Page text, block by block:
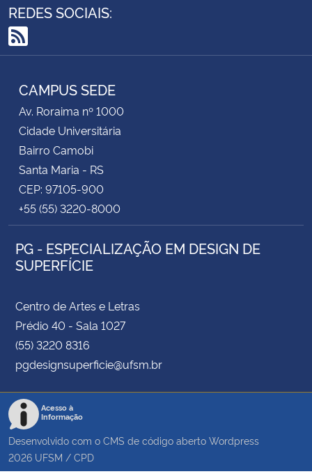
REDES SOCIAIS:
RSS
CAMPUS SEDE
Av. Roraima nº 1000
Cidade Universitária
Bairro Camobi
Santa Maria - RS
CEP: 97105-900
+55 (55) 3220-8000
PG - ESPECIALIZAÇÃO EM DESIGN DE
SUPERFÍCIE
Centro de Artes e Letras
Prédio 40 - Sala 1027
(55) 3220 8316
pgdesignsuperficie@ufsm.br
Acesso à
Informação
Desenvolvido com o CMS de código aberto Wordpress
2026 UFSM / CPD